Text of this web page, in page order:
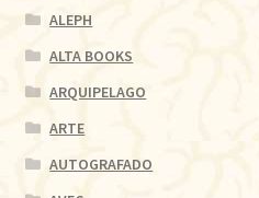
ALEPH
ALTA BOOKS
ARQUIPELAGO
ARTE
AUTOGRAFADO